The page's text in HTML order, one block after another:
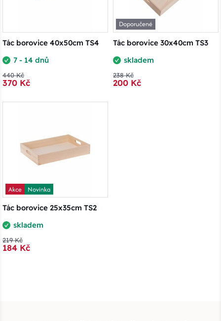
Tác borovice 40x50cm TS4
7 - 14 dnů
440 Kč
370 Kč
Doporučené
Tác borovice 30x40cm TS3
skladem
238 Kč
200 Kč
Akce
Novinka
Tác borovice 25x35cm TS2
skladem
219 Kč
184 Kč